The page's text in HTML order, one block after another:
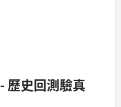
歷史回測驗真